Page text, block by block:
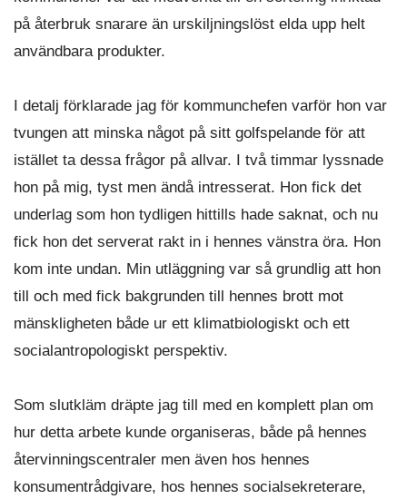
på återbruk snarare än urskiljningslöst elda upp helt
användbara produkter.
I detalj förklarade jag för kommunchefen varför hon var
tvungen att minska något på sitt golfspelande för att
istället ta dessa frågor på allvar. I två timmar lyssnade
hon på mig, tyst men ändå intresserat. Hon fick det
underlag som hon tydligen hittills hade saknat, och nu
fick hon det serverat rakt in i hennes vänstra öra. Hon
kom inte undan. Min utläggning var så grundlig att hon
till och med fick bakgrunden till hennes brott mot
mänskligheten både ur ett klimatbiologiskt och ett
socialantropologiskt perspektiv.
Som slutkläm dräpte jag till med en komplett plan om
hur detta arbete kunde organiseras, både på hennes
återvinningscentraler men även hos hennes
konsumentrådgivare, hos hennes socialsekreterare,